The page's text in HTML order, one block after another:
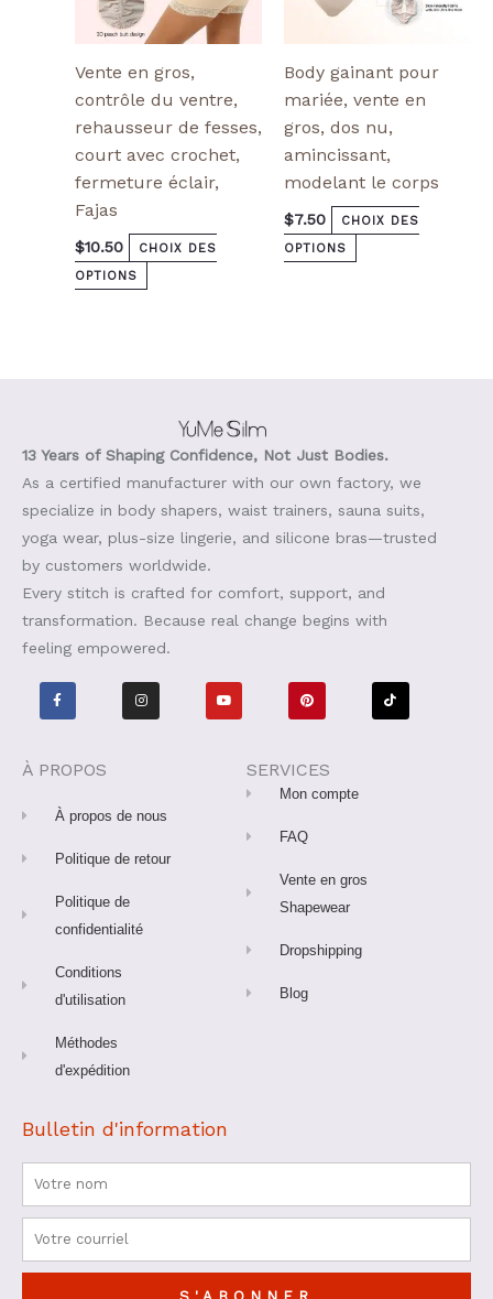
Vente en gros,
contrôle du ventre,
rehausseur de fesses,
court avec crochet,
fermeture éclair,
Fajas
$10.50
CHOIX DES
OPTIONS
page
de
produit
Body gainant pour
mariée, vente en
gros, dos nu,
amincissant,
modelant le corps
$7.50
CHOIX DES
OPTIONS
page
produit
13 Years of Shaping Confidence, Not Just Bodies.
As a certified manufacturer with our own factory, we
specialize in body shapers, waist trainers, sauna suits,
yoga wear, plus-size lingerie, and silicone bras—trusted
by customers worldwide.
Every stitch is crafted for comfort, support, and
transformation. Because real change begins with
feeling empowered.
F
a
c
e
o
k
I
n
s
t
Y
o
u
t
P
i
n
t
e
s
t
T
i
k
t
À PROPOS
À propos de nous
Politique de retour
Politique de
confidentialité
Conditions
d'utilisation
Méthodes
d'expédition
SERVICES
Mon compte
FAQ
Vente en gros
Shapewear
Dropshipping
Blog
Bulletin d'information
Nom
Courriel